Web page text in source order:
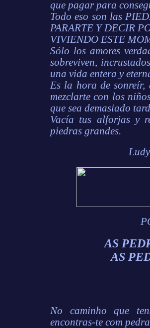
que pagar para
Todo eso son las
PARARTE Y DECIR
VIVIENDO ESTE
Sólo los amores
sobreviven,
una vida entera y
Es la hora de sonreír,
mezclarte con los
que sea demasiado
Vacía tus alforjas y
piedras grandes.
AS
AS
No caminho que
encontras-te com